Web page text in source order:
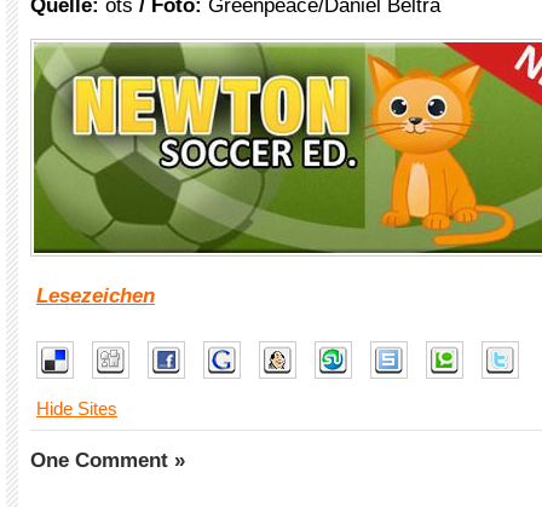
Quelle: ots / Foto: Greenpeace/Daniel Beltrá
Lesezeichen
Hide Sites
One Comment »